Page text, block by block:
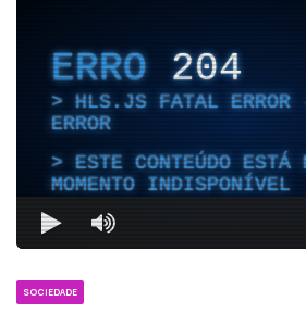
ERRO204
HLS.JS FATAL ERROR
ERROR
ESTE CONTEÚDO ESTÁ
MOMENTO INDISPONÍVEL
SOCIEDADE